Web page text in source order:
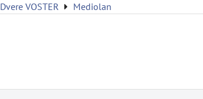
Dvere VOSTER Mediolan